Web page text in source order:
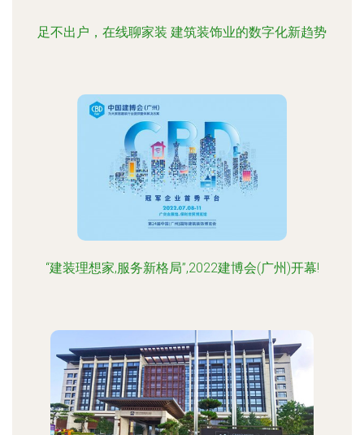
足不出户，在线聊家装 建筑装饰业的数字化新趋势
“建装理想家,服务新格局”,2022建博会(广州)开幕!